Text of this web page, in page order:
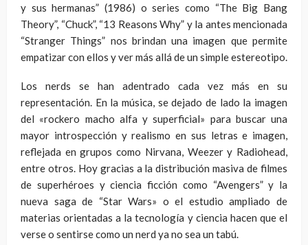
y sus hermanas” (1986) o series como “The Big Bang
Theory”, “Chuck”, “13 Reasons Why” y la antes mencionada
“Stranger Things” nos brindan una imagen que permite
empatizar con ellos y ver más allá de un simple estereotipo.
Los nerds se han adentrado cada vez más en su
representación. En la música, se dejado de lado la imagen
del «rockero macho alfa y superficial» para buscar una
mayor introspección y realismo en sus letras e imagen,
reflejada en grupos como Nirvana, Weezer y Radiohead,
entre otros. Hoy gracias a la distribución masiva de filmes
de superhéroes y ciencia ficción como “Avengers” y la
nueva saga de “Star Wars» o el estudio ampliado de
materias orientadas a la tecnología y ciencia hacen que el
verse o sentirse como un nerd ya no sea un tabú.